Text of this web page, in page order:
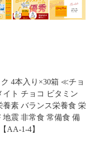
4本入り×30箱 ≪チョ
ト チョコ ビタミン
養素 バランス栄養食 栄
震 非常食 常備食 備
AA-1-4】